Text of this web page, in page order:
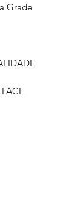
Grade